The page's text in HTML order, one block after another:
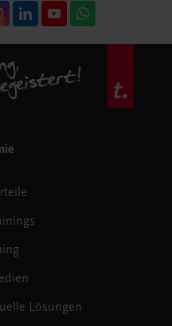
Lösungen